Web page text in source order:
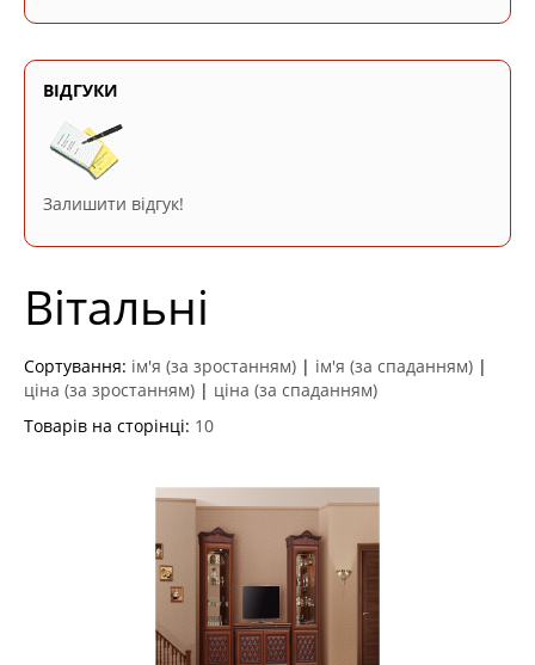
ВІДГУКИ
Залишити відгук!
Вітальні
Сортування: ім'я (за зростанням) | ім'я (за спаданням) |
ціна (за зростанням) | ціна (за спаданням)
Товарів на сторінці: 10